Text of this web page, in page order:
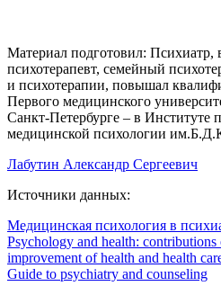
Материал подготовил: Психиатр,
психотерапевт, семейный
и психотерапии, повышал
Первого медицинского
Санкт-Петербурге – в Институте
медицинской психологии
Лабутин Александр Сергеевич
Источники данных:
Медицинская психология в
Psychology and health:
improvement of health and health
Guide to psychiatry and counseling